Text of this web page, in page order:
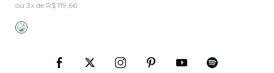
ou 3x de R$ 119,66